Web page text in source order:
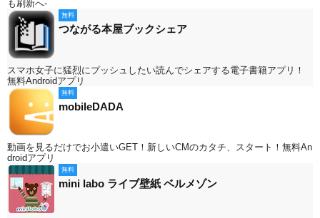
も刷新へ-
無料
つながる本屋ブックシェア
スマホ女子に猛烈にプッシュしたい読んでシェアする電子書籍アプリ！
無料Androidアプリ
無料
mobileDADA
動画を見るだけでお小遣いGET！新しいCMのカタチ、スタート！無料An
droidアプリ
無料
mini labo ライブ壁紙 ベルメゾン